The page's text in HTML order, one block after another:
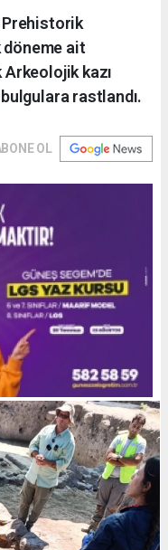
Prehistorik
döneme ait
Arkeolojik kazı
rastlandı.
OL